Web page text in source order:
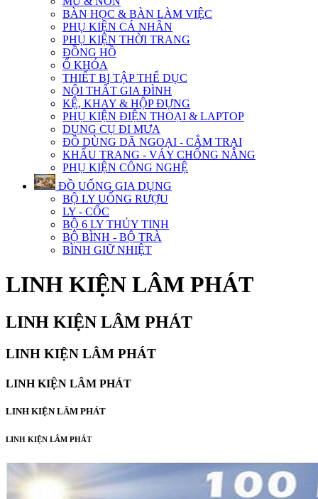
BÀN HỌC & BÀN LÀM VIỆC
PHỤ KIỆN CÁ NHÂN
PHỤ KIỆN THỜI TRANG
ĐỒNG HỒ
Ổ KHÓA
THIẾT BỊ TẬP THỂ DỤC
NỘI THẤT GIA ĐÌNH
KỆ, KHAY & HỘP ĐỰNG
PHỤ KIỆN ĐIỆN THOẠI & LAPTOP
DỤNG CỤ ĐI MƯA
ĐỒ DÙNG DÃ NGOẠI - CẮM TRẠI
KHẨU TRANG - VÁY CHỐNG NẮNG
PHỤ KIỆN CÔNG NGHỆ
ĐỒ UỐNG GIA DỤNG
BỘ LY UỐNG RƯỢU
LY - CỐC
BỘ 6 LY THỦY TINH
BỘ BÌNH - BỘ TRÀ
BÌNH GIỮ NHIỆT
LINH KIỆN LÂM PHÁT
LINH KIỆN LÂM PHÁT
LINH KIỆN LÂM PHÁT
LINH KIỆN LÂM PHÁT
LINH KIỆN LÂM PHÁT
LINH KIỆN LÂM PHÁT